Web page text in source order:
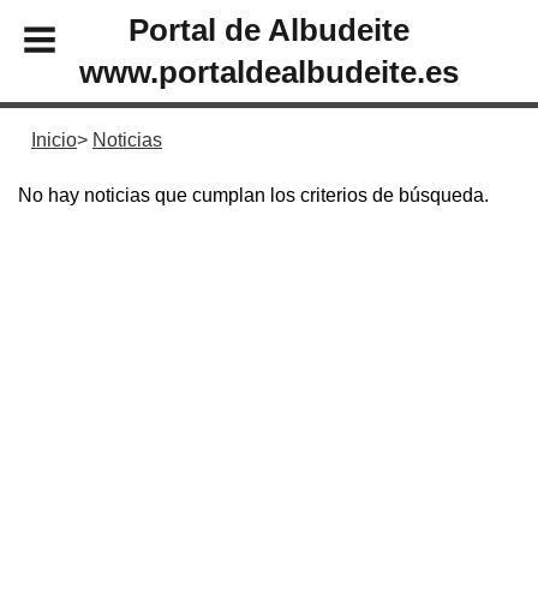
Portal de Albudeite
www.portaldealbudeite.es
Inicio Noticias
No hay noticias que cumplan los criterios de búsqueda.